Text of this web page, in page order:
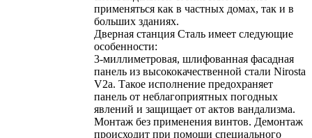
применяться как в частных домах, так и в
больших зданиях.
Дверная станция Сталь имеет следующие
особенности:
3-миллиметровая, шлифованная фасадная
панель из высококачественной стали Nirosta
V2a. Такое исполнение предохраняет
панель от неблагоприятных погодных
явлений и защищает от актов вандализма.
Монтаж без применения винтов. Демонтаж
происходит при помощи специального